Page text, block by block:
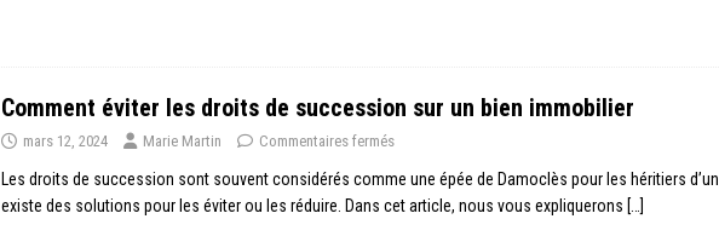
Comment éviter les droits de succession sur un bien immobilier
mars 12, 2024 Marie Martin Commentaires fermés
Les droits de succession sont souvent considérés comme une épée de Damoclès pour les héritiers
existe des solutions pour les éviter ou les réduire. Dans cet article, nous vous expliquerons […]